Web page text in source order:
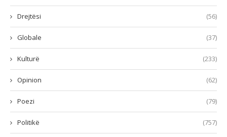
Drejtësi (56)
Globale (37)
Kulturë (233)
Opinion (62)
Poezi (79)
Politikë (757)